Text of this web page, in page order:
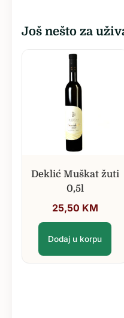
Još nešto za
Deklić Muškat žuti
0,5l
25,50 KM
Dodaj u korpu